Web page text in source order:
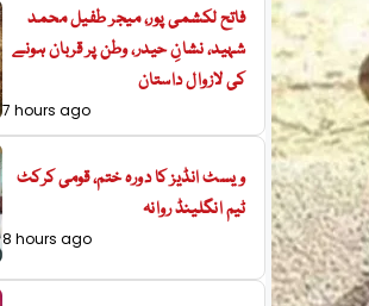
فاتح لکشمی پور، میجر طفیل محمد
شہید، نشانِ حیدر، وطن پر قربان ہونے
کی لازوال داستان
7 hours ago
ویسٹ انڈیز کا دورہ ختم، قومی کرکٹ
ٹیم انگلینڈ روانہ
8 hours ago